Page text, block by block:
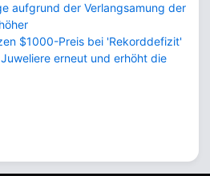
aufgrund der Verlangsamung der
$1000-Preis bei 'Rekorddefizit'
erneut und erhöht die